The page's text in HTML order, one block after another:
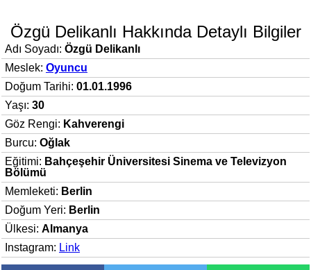
Özgü Delikanlı Hakkında Detaylı Bilgiler
Adı Soyadı: Özgü Delikanlı
Meslek: Oyuncu
Doğum Tarihi: 01.01.1996
Yaşı: 30
Göz Rengi: Kahverengi
Burcu: Oğlak
Eğitimi: Bahçeşehir Üniversitesi Sinema ve Televizyon
Bölümü
Memleketi: Berlin
Doğum Yeri: Berlin
Ülkesi: Almanya
Instagram: Link